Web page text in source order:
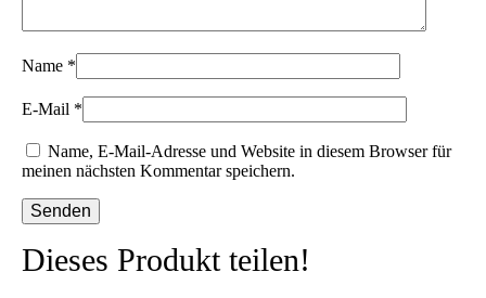
Name *
E-Mail *
Name, E-Mail-Adresse und Website in diesem Browser für
meinen nächsten Kommentar speichern.
Dieses Produkt teilen!